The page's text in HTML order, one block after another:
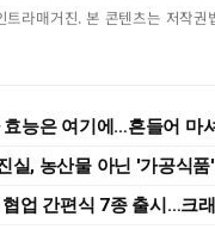
라매거진. 본 콘텐츠는 저작권
능은 여기에…흔들어 마
실, 농산물 아닌 '가공식
업 간편식 7종 출시…크